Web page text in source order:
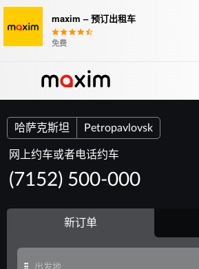
maxim – 预订出租车
免费
哈萨克斯坦 Petropavlovsk
网上约车或者电话约车
(7152) 500-000